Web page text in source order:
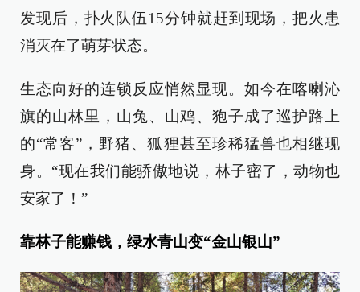
发现后，扑火队伍15分钟就赶到现场，把火患
消灭在了萌芽状态。
生态向好的连锁反应悄然显现。如今在喀喇沁
旗的山林里，山兔、山鸡、狍子成了巡护路上
的“常客”，野猪、狐狸甚至珍稀猛兽也相继现
身。“现在我们能骄傲地说，林子密了，动物也
安家了！”
靠林子能赚钱，绿水青山变“金山银山”